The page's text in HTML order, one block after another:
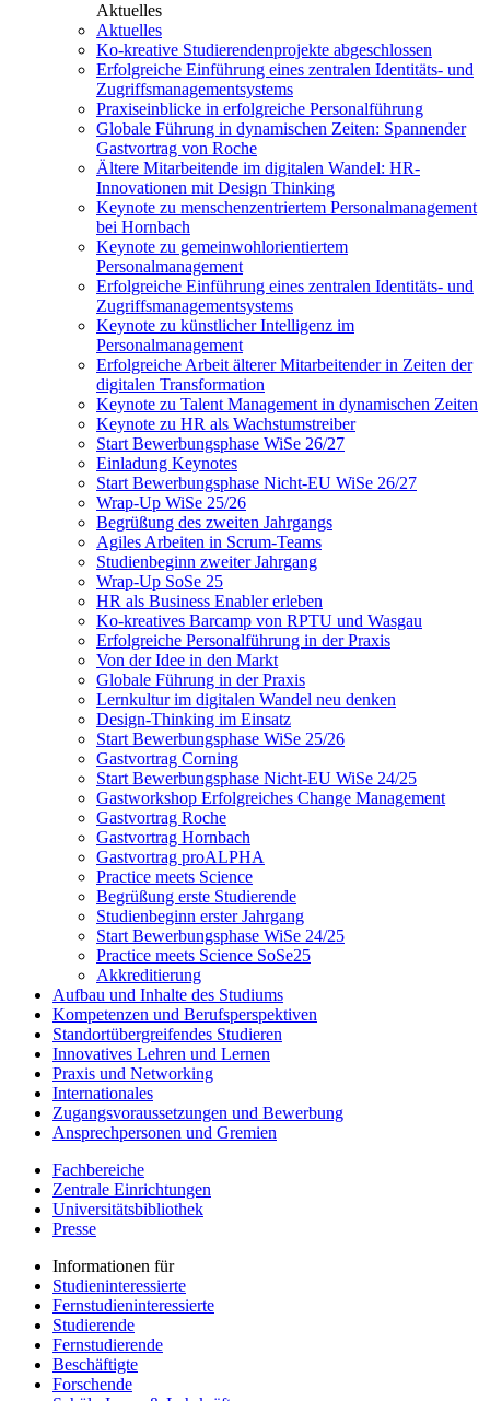
Aktuelles
Aktuelles
Ko-kreative Studierendenprojekte abgeschlossen
Erfolgreiche Einführung eines zentralen Identitäts- und
Zugriffsmanagementsystems
Praxiseinblicke in erfolgreiche Personalführung
Globale Führung in dynamischen Zeiten: Spannender
Gastvortrag von Roche
Ältere Mitarbeitende im digitalen Wandel: HR-
Innovationen mit Design Thinking
Keynote zu menschenzentriertem Personalmanagement
bei Hornbach
Keynote zu gemeinwohlorientiertem
Personalmanagement
Erfolgreiche Einführung eines zentralen Identitäts- und
Zugriffsmanagementsystems
Keynote zu künstlicher Intelligenz im
Personalmanagement
Erfolgreiche Arbeit älterer Mitarbeitender in Zeiten der
digitalen Transformation
Keynote zu Talent Management in dynamischen Zeiten
Keynote zu HR als Wachstumstreiber
Start Bewerbungsphase WiSe 26/27
Einladung Keynotes
Start Bewerbungsphase Nicht-EU WiSe 26/27
Wrap-Up WiSe 25/26
Begrüßung des zweiten Jahrgangs
Agiles Arbeiten in Scrum-Teams
Studienbeginn zweiter Jahrgang
Wrap-Up SoSe 25
HR als Business Enabler erleben
Ko-kreatives Barcamp von RPTU und Wasgau
Erfolgreiche Personalführung in der Praxis
Von der Idee in den Markt
Globale Führung in der Praxis
Lernkultur im digitalen Wandel neu denken
Design-Thinking im Einsatz
Start Bewerbungsphase WiSe 25/26
Gastvortrag Corning
Start Bewerbungsphase Nicht-EU WiSe 24/25
Gastworkshop Erfolgreiches Change Management
Gastvortrag Roche
Gastvortrag Hornbach
Gastvortrag proALPHA
Practice meets Science
Begrüßung erste Studierende
Studienbeginn erster Jahrgang
Start Bewerbungsphase WiSe 24/25
Practice meets Science SoSe25
Akkreditierung
Aufbau und Inhalte des Studiums
Kompetenzen und Berufsperspektiven
Standortübergreifendes Studieren
Innovatives Lehren und Lernen
Praxis und Networking
Internationales
Zugangsvoraussetzungen und Bewerbung
Ansprechpersonen und Gremien
Fachbereiche
Zentrale Einrichtungen
Universitätsbibliothek
Presse
Informationen für
Studieninteressierte
Fernstudieninteressierte
Studierende
Fernstudierende
Beschäftigte
Forschende